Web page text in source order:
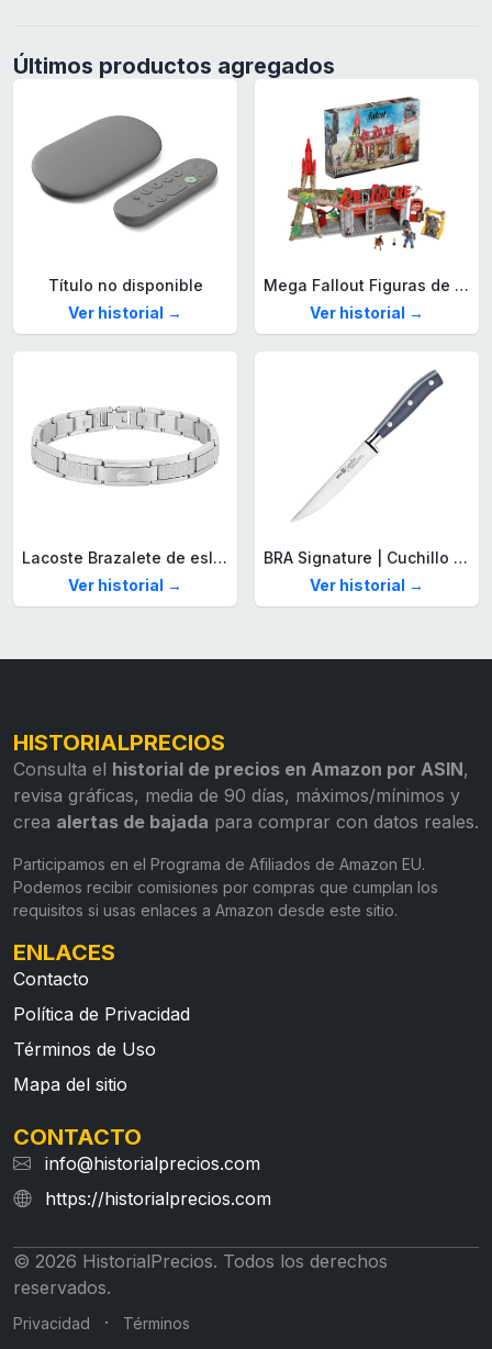
Últimos productos agregados
Título no disponible
Ver historial →
Mega Fallout Figuras de acción y Juguetes de construcción, Parada de Camiones Red Rocket con 824 Piezas, 2 Personajes articulados y Accesorios, para coleccionistas, HXT00
Ver historial →
Lacoste Brazalete de eslabón para Hombre Colección STENCIL de Acero inoxidable
Ver historial →
BRA Signature | Cuchillo tomatero 120 mm, Acero Inoxidable alemán forjado con Molibdeno Vanadio, Mango Remachado ABS, Diseño Ergonómico, Hoja 1,6 mm espesor
Ver historial →
HISTORIALPRECIOS
Consulta el historial de precios en Amazon por ASIN,
revisa gráficas, media de 90 días, máximos/mínimos y
crea alertas de bajada para comprar con datos reales.
Participamos en el Programa de Afiliados de Amazon EU.
Podemos recibir comisiones por compras que cumplan los
requisitos si usas enlaces a Amazon desde este sitio.
ENLACES
Contacto
Política de Privacidad
Términos de Uso
Mapa del sitio
CONTACTO
info@historialprecios.com
https://historialprecios.com
© 2026 HistorialPrecios. Todos los derechos
reservados.
Privacidad · Términos